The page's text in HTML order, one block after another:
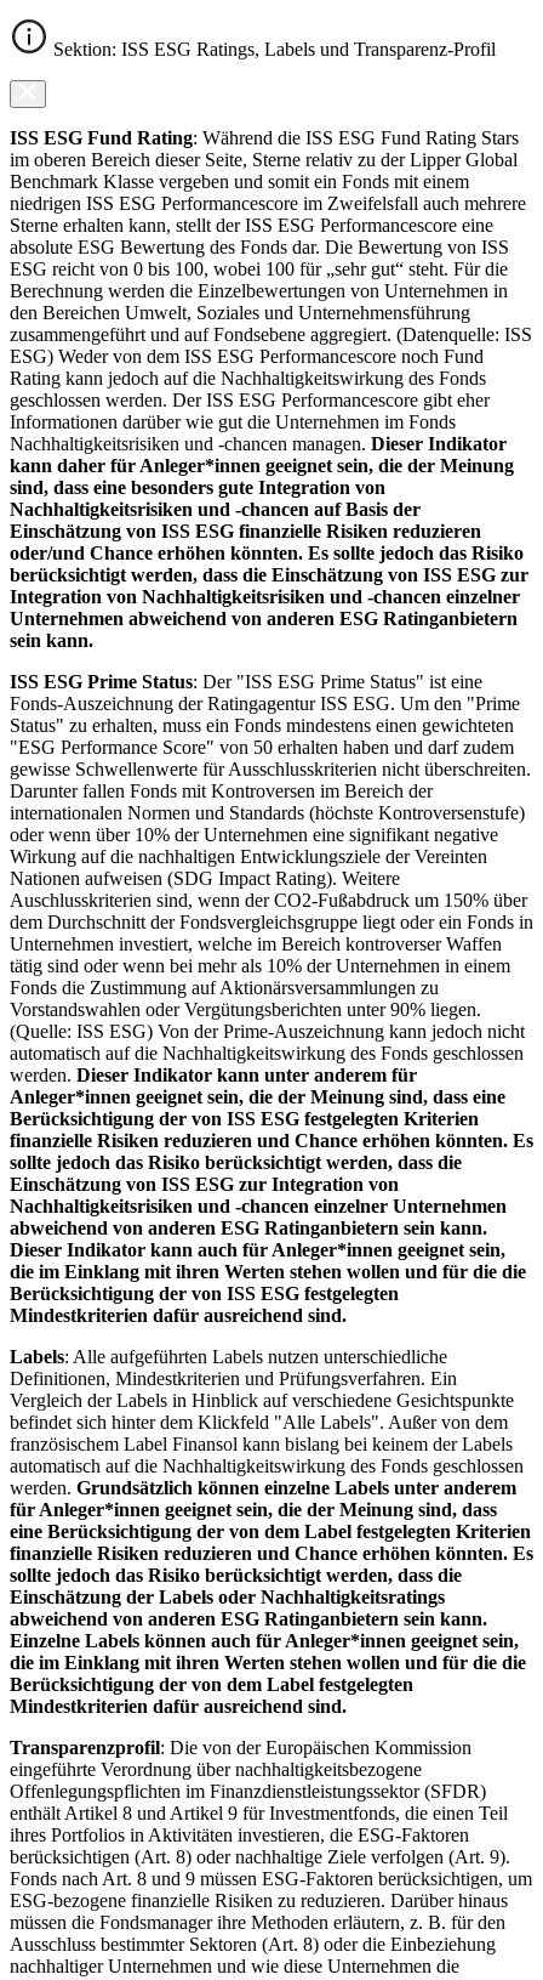
Sektion: ISS ESG Ratings, Labels und Transparenz-Profil
ISS ESG Fund Rating: Während die ISS ESG Fund Rating Stars
im oberen Bereich dieser Seite, Sterne relativ zu der Lipper Global
Benchmark Klasse vergeben und somit ein Fonds mit einem
niedrigen ISS ESG Performancescore im Zweifelsfall auch mehrere
Sterne erhalten kann, stellt der ISS ESG Performancescore eine
absolute ESG Bewertung des Fonds dar. Die Bewertung von ISS
ESG reicht von 0 bis 100, wobei 100 für „sehr gut“ steht. Für die
Berechnung werden die Einzelbewertungen von Unternehmen in
den Bereichen Umwelt, Soziales und Unternehmensführung
zusammengeführt und auf Fondsebene aggregiert. (Datenquelle: ISS
ESG) Weder von dem ISS ESG Performancescore noch Fund
Rating kann jedoch auf die Nachhaltigkeitswirkung des Fonds
geschlossen werden. Der ISS ESG Performancescore gibt eher
Informationen darüber wie gut die Unternehmen im Fonds
Nachhaltigkeitsrisiken und -chancen managen. Dieser Indikator
kann daher für Anleger*innen geeignet sein, die der Meinung
sind, dass eine besonders gute Integration von
Nachhaltigkeitsrisiken und -chancen auf Basis der
Einschätzung von ISS ESG finanzielle Risiken reduzieren
oder/und Chance erhöhen könnten. Es sollte jedoch das Risiko
berücksichtigt werden, dass die Einschätzung von ISS ESG zur
Integration von Nachhaltigkeitsrisiken und -chancen einzelner
Unternehmen abweichend von anderen ESG Ratinganbietern
sein kann.
ISS ESG Prime Status: Der "ISS ESG Prime Status" ist eine
Fonds-Auszeichnung der Ratingagentur ISS ESG. Um den "Prime
Status" zu erhalten, muss ein Fonds mindestens einen gewichteten
"ESG Performance Score" von 50 erhalten haben und darf zudem
gewisse Schwellenwerte für Ausschlusskriterien nicht überschreiten.
Darunter fallen Fonds mit Kontroversen im Bereich der
internationalen Normen und Standards (höchste Kontroversenstufe)
oder wenn über 10% der Unternehmen eine signifikant negative
Wirkung auf die nachhaltigen Entwicklungsziele der Vereinten
Nationen aufweisen (SDG Impact Rating). Weitere
Auschlusskriterien sind, wenn der CO2-Fußabdruck um 150% über
dem Durchschnitt der Fondsvergleichsgruppe liegt oder ein Fonds in
Unternehmen investiert, welche im Bereich kontroverser Waffen
tätig sind oder wenn bei mehr als 10% der Unternehmen in einem
Fonds die Zustimmung auf Aktionärsversammlungen zu
Vorstandswahlen oder Vergütungsberichten unter 90% liegen.
(Quelle: ISS ESG) Von der Prime-Auszeichnung kann jedoch nicht
automatisch auf die Nachhaltigkeitswirkung des Fonds geschlossen
werden. Dieser Indikator kann unter anderem für
Anleger*innen geeignet sein, die der Meinung sind, dass eine
Berücksichtigung der von ISS ESG festgelegten Kriterien
finanzielle Risiken reduzieren und Chance erhöhen könnten. Es
sollte jedoch das Risiko berücksichtigt werden, dass die
Einschätzung von ISS ESG zur Integration von
Nachhaltigkeitsrisiken und -chancen einzelner Unternehmen
abweichend von anderen ESG Ratinganbietern sein kann.
Dieser Indikator kann auch für Anleger*innen geeignet sein,
die im Einklang mit ihren Werten stehen wollen und für die die
Berücksichtigung der von ISS ESG festgelegten
Mindestkriterien dafür ausreichend sind.
Labels: Alle aufgeführten Labels nutzen unterschiedliche
Definitionen, Mindestkriterien und Prüfungsverfahren. Ein
Vergleich der Labels in Hinblick auf verschiedene Gesichtspunkte
befindet sich hinter dem Klickfeld "Alle Labels". Außer von dem
französischem Label Finansol kann bislang bei keinem der Labels
automatisch auf die Nachhaltigkeitswirkung des Fonds geschlossen
werden. Grundsätzlich können einzelne Labels unter anderem
für Anleger*innen geeignet sein, die der Meinung sind, dass
eine Berücksichtigung der von dem Label festgelegten Kriterien
finanzielle Risiken reduzieren und Chance erhöhen könnten. Es
sollte jedoch das Risiko berücksichtigt werden, dass die
Einschätzung der Labels oder Nachhaltigkeitsratings
abweichend von anderen ESG Ratinganbietern sein kann.
Einzelne Labels können auch für Anleger*innen geeignet sein,
die im Einklang mit ihren Werten stehen wollen und für die die
Berücksichtigung der von dem Label festgelegten
Mindestkriterien dafür ausreichend sind.
Transparenzprofil: Die von der Europäischen Kommission
eingeführte Verordnung über nachhaltigkeitsbezogene
Offenlegungspflichten im Finanzdienstleistungssektor (SFDR)
enthält Artikel 8 und Artikel 9 für Investmentfonds, die einen Teil
ihres Portfolios in Aktivitäten investieren, die ESG-Faktoren
berücksichtigen (Art. 8) oder nachhaltige Ziele verfolgen (Art. 9).
Fonds nach Art. 8 und 9 müssen ESG-Faktoren berücksichtigen, um
ESG-bezogene finanzielle Risiken zu reduzieren. Darüber hinaus
müssen die Fondsmanager ihre Methoden erläutern, z. B. für den
Ausschluss bestimmter Sektoren (Art. 8) oder die Einbeziehung
nachhaltiger Unternehmen und wie diese Unternehmen die